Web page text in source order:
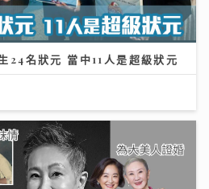
24名狀元 當中11人是超級狀元